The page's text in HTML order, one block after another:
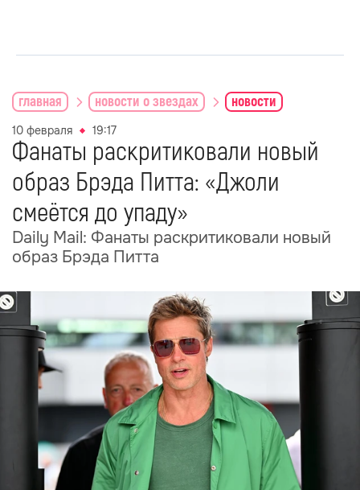
главная новости о звездах новости
10 февраля 19:17
Фанаты раскритиковали новый
образ Брэда Питта: «Джоли
смеётся до упаду»
Daily Mail: Фанаты раскритиковали новый
образ Брэда Питта